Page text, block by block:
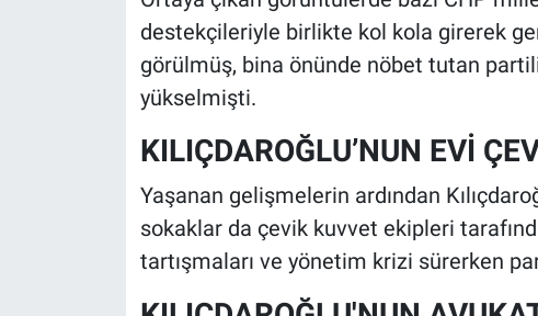
destekçileriyle birlikte kol kola girerek
görülmüş, bina önünde nöbet tutan
yükselmişti.
KILIÇDAROĞLU’NUN EVİ
Yaşanan gelişmelerin ardından
sokaklar da çevik kuvvet ekipleri
tartışmaları ve yönetim krizi sürerken